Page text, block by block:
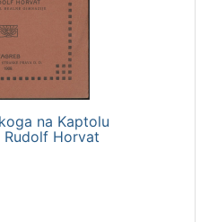
na Kaptolu
Horvat